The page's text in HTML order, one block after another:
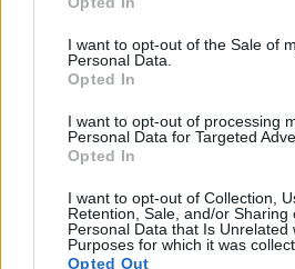
use your data for below specified
consent section.
I want to opt-out of the Sale of
Personal Data.
Opted In
I want to opt-out of processing
Personal Data for Targeted
Opted In
I want to opt-out of Collection,
Retention, Sale, and/or Sharing
Personal Data that Is Unrelated
Purposes for which it was
Opted Out
Képzőművészet